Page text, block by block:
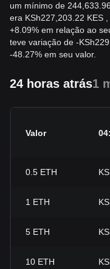
um mínimo de
era KSh227,203.22 KES
+8.09% em relação ao
teve variação de -KSh
-48.27% em seu valor.
24 horas atrás1
Valor
0.5 ETH
1 ETH
5 ETH
10 ETH